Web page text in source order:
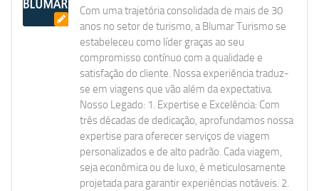
Com uma trajetória consolidada de mais de 30
anos no setor de turismo, a Blumar Turismo se
estabeleceu como líder graças ao seu
compromisso contínuo com a qualidade e
satisfação do cliente. Nossa experiência traduz-
se em viagens que vão além da expectativa.
Nosso Legado: 1. Expertise e Excelência: Com
três décadas de dedicação, aprofundamos nossa
expertise para oferecer serviços de viagem
personalizados e de alto padrão. Cada viagem,
seja econômica ou de luxo, é meticulosamente
projetada para garantir experiências notáveis. 2.